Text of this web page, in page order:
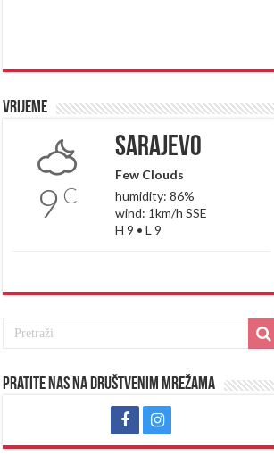
Vrijeme
9 C
Sarajevo
Few Clouds
humidity: 86%
wind: 1km/h SSE
H 9 • L 9
Pratite nas na društvenim mrežama